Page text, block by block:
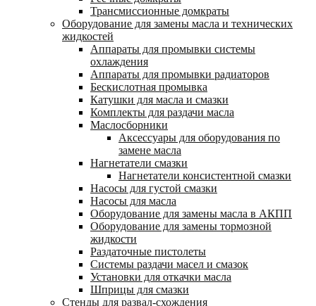
Трансмиссионные домкраты
Оборудование для замены масла и технических
жидкостей
Аппараты для промывки системы
охлаждения
Аппараты для промывки радиаторов
Бескислотная промывка
Катушки для масла и смазки
Комплекты для раздачи масла
Маслосборники
Аксессуары для оборудования по
замене масла
Нагнетатели смазки
Нагнетатели консистентной смазки
Насосы для густой смазки
Насосы для масла
Оборудование для замены масла в АКПП
Оборудование для замены тормозной
жидкости
Раздаточные пистолеты
Системы раздачи масел и смазок
Установки для откачки масла
Шприцы для смазки
Стенды для развал-схождения